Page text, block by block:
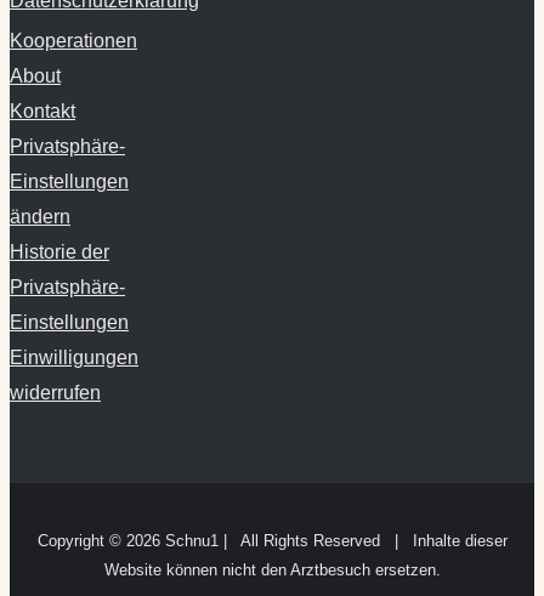
Kooperationen
About
Kontakt
Privatsphäre-
Einstellungen
ändern
Historie der
Privatsphäre-
Einstellungen
Einwilligungen
widerrufen
Copyright © 2026 Schnu1 | All Rights Reserved | Inhalte dieser
Website können nicht den Arztbesuch ersetzen.